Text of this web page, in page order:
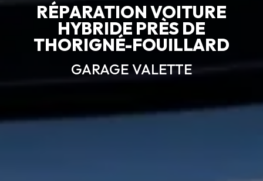
RÉPARATION VOITURE
HYBRIDE PRÈS DE
THORIGNÉ-FOUILLARD
GARAGE VALETTE